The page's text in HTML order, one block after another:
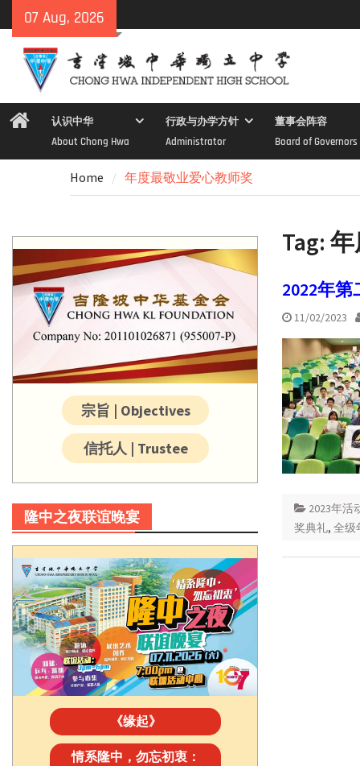
to
content
07 Aug, 2026
Home认识中华
About Chong Hwa
行政与办学方针
Administrator
董事会阵容
Board of Governors
Home 年度最敬业爱心教师奖
Tag:
2022年
11/02/2023
2023年活
奖典礼, 全级
宗旨 | Objectives
信托人 | Trustee
隆中之夜联谊晚宴
《缘起》
情系隆中，勿忘初衷：